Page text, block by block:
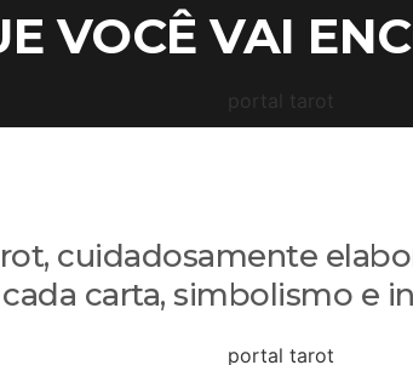
VOCÊ VAI
cuidadosamente
carta, simbolismo e